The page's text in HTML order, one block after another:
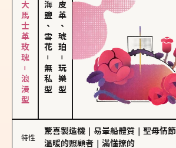
大馬士革玫瑰－浪漫型 海鹽、雪花
－
無私型
皮革、琥珀
－
玩樂型
特性
驚喜製造機 易暈船體質 聖母情節
溫暖的照顧者
滿懂撩的